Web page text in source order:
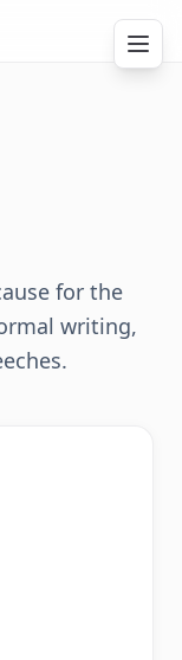
for the
writing,